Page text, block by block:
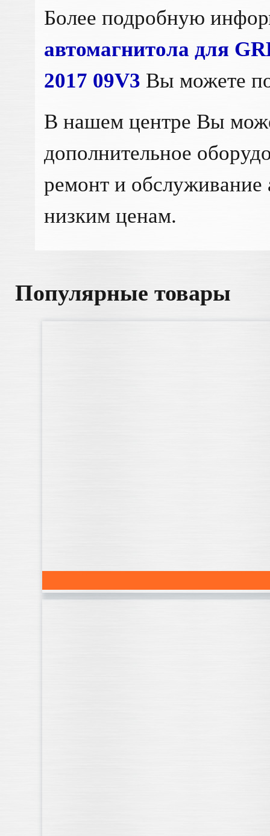
Более подробную
автомагнитола для
2017 09V3 Вы можете
В нашем центре Вы
дополнительное
ремонт и обслуживание
низким ценам.
Популярные товары